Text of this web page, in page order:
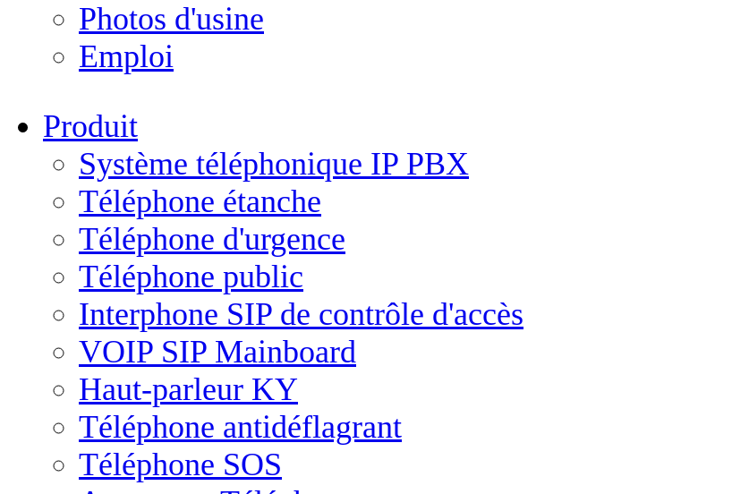
Photos d'usine
Emploi
Produit
Système téléphonique IP PBX
Téléphone étanche
Téléphone d'urgence
Téléphone public
Interphone SIP de contrôle d'accès
VOIP SIP Mainboard
Haut-parleur KY
Téléphone antidéflagrant
Téléphone SOS